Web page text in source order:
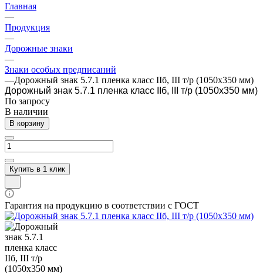
Главная
—
Продукция
—
Дорожные знаки
—
Знаки особых предписаний
—Дорожный знак 5.7.1 пленка класс IIб, III т/р (1050х350 мм)
Дорожный знак 5.7.1 пленка класс IIб, III т/р (1050х350 мм)
По запросу
В наличии
В корзину
Купить в 1 клик
Гарантия на продукцию в соответствии с ГОСТ